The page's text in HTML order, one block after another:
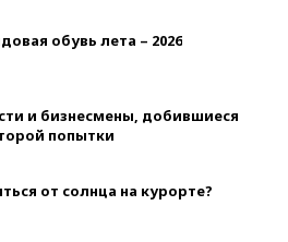
обувь лета – 2026
и бизнесмены, добившиеся
попытки
от солнца на курорте?